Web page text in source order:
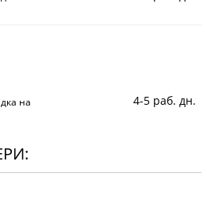
на
4-5 раб. дн.